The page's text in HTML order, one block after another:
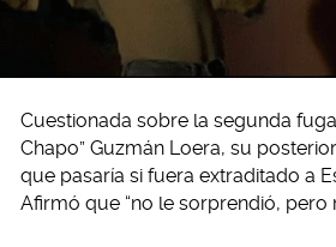
Cuestionada sobre la segunda
Chapo” Guzmán Loera, su
que pasaría si fuera extraditado a
Afirmó que “no le sorprendió, pero